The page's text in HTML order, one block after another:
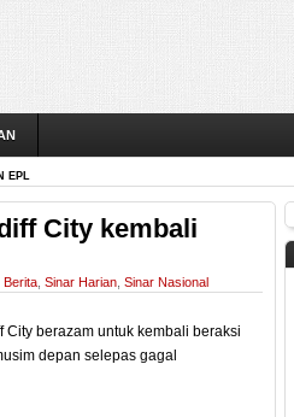
EPL
City kembali
Berita Sinar Harian Sinar Nasional
berazam untuk kembali beraksi
depan selepas gagal